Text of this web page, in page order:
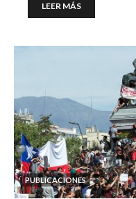
LEER MÁS
PUBLICACIONES